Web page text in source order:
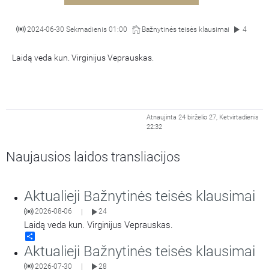
2024-06-30 Sekmadienis 01:00 Bažnytinės teisės klausimai 4
Laidą veda kun. Virginijus Veprauskas.
Atnaujinta 24 birželio 27, Ketvirtadienis
22:32
Naujausios laidos transliacijos
Aktualieji Bažnytinės teisės klausimai
2026-08-06 24
Laidą veda kun. Virginijus Veprauskas.
Aktualieji Bažnytinės teisės klausimai
2026-07-30 28